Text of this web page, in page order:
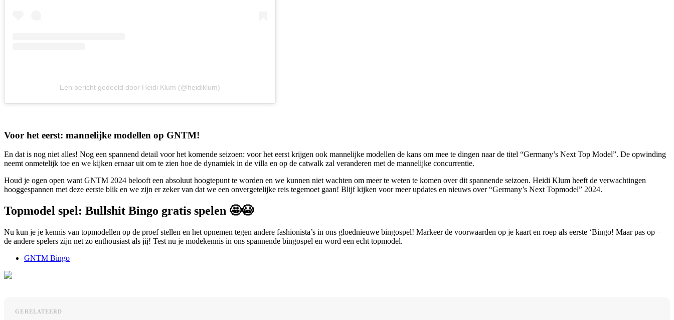
Een bericht gedeeld door Heidi Klum (@heidiklum)
Voor het eerst: mannelijke modellen op GNTM!
En dat is nog niet alles! Nog een spannend detail voor het komende seizoen: voor het eerst krijgen ook mannelijke modellen de kans om mee te dingen naar de titel “Germany’s Next Top Model”. De opwinding
neemt onmetelijk toe en we kijken ernaar uit om te zien hoe de dynamiek in de villa en op de catwalk zal veranderen met de mannelijke concurrentie.
Houd je ogen open want GNTM 2024 belooft een absoluut hoogtepunt te worden en we kunnen niet wachten om meer te weten te komen over dit spannende seizoen. Heidi Klum heeft de verwachtingen
hooggespannen met deze eerste blik en we zijn er zeker van dat we een onvergetelijke reis tegemoet gaan! Blijf kijken voor meer updates en nieuws over “Germany’s Next Topmodel” 2024.
Topmodel spel: Bullshit Bingo gratis spelen 🤩😭
Nu kun je je kennis van topmodellen op de proef stellen en het opnemen tegen andere fashionista’s in ons gloednieuwe bingospel! Markeer de voorwaarden op je kaart en roep als eerste ‘Bingo! Maar pas op –
de andere spelers zijn net zo enthousiast als jij! Test nu je modekennis in ons spannende bingospel en word een echt topmodel.
GNTM Bingo
GERELATEERD